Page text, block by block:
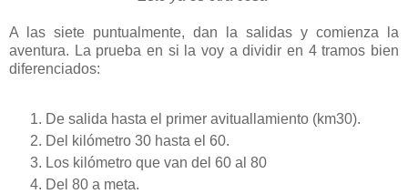
A las siete puntualmente, dan la salidas y comienza la
aventura. La prueba en si la voy a dividir en 4 tramos bien
diferenciados:
De salida hasta el primer avituallamiento (km30).
Del kilómetro 30 hasta el 60.
Los kilómetro que van del 60 al 80
Del 80 a meta.